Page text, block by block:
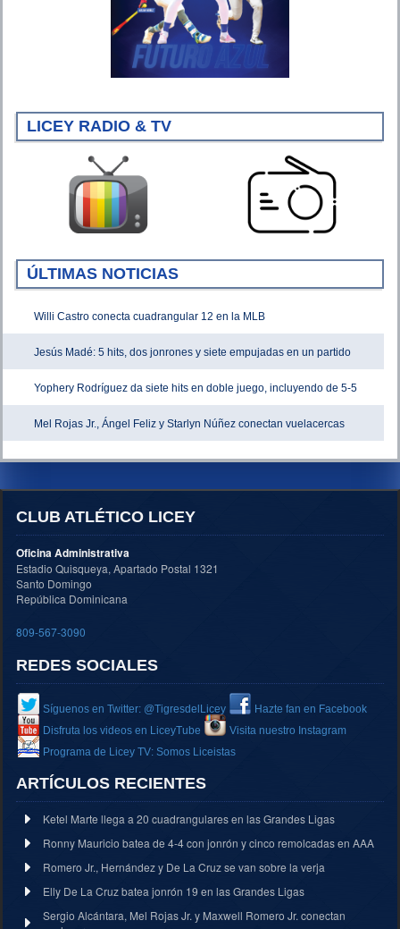
LICEY RADIO & TV
ÚLTIMAS NOTICIAS
Willi Castro conecta cuadrangular 12 en la MLB
Jesús Madé: 5 hits, dos jonrones y siete empujadas en un partido
Yophery Rodríguez da siete hits en doble juego, incluyendo de 5-5
Mel Rojas Jr., Ángel Feliz y Starlyn Núñez conectan vuelacercas
CLUB ATLÉTICO LICEY
Oficina Administrativa
Estadio Quisqueya, Apartado Postal 1321
Santo Domingo
República Dominicana
809-567-3090
REDES SOCIALES
Síguenos en Twitter: @TigresdelLicey
Hazte fan en Facebook
Disfruta los videos en LiceyTube
Visita nuestro Instagram
Programa de Licey TV: Somos Liceistas
ARTÍCULOS RECIENTES
Ketel Marte llega a 20 cuadrangulares en las Grandes Ligas
Ronny Mauricio batea de 4-4 con jonrón y cinco remolcadas en AAA
Romero Jr., Hernández y De La Cruz se van sobre la verja
Elly De La Cruz batea jonrón 19 en las Grandes Ligas
Sergio Alcántara, Mel Rojas Jr. y Maxwell Romero Jr. conectan